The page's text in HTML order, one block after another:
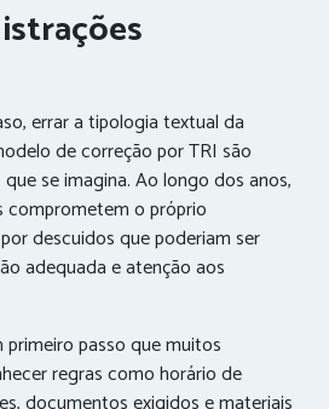
errar a tipologia textual da
de correção por TRI são
se imagina. Ao longo dos anos,
comprometem o próprio
descuidos que poderiam ser
adequada e atenção aos
passo que muitos
regras como horário de